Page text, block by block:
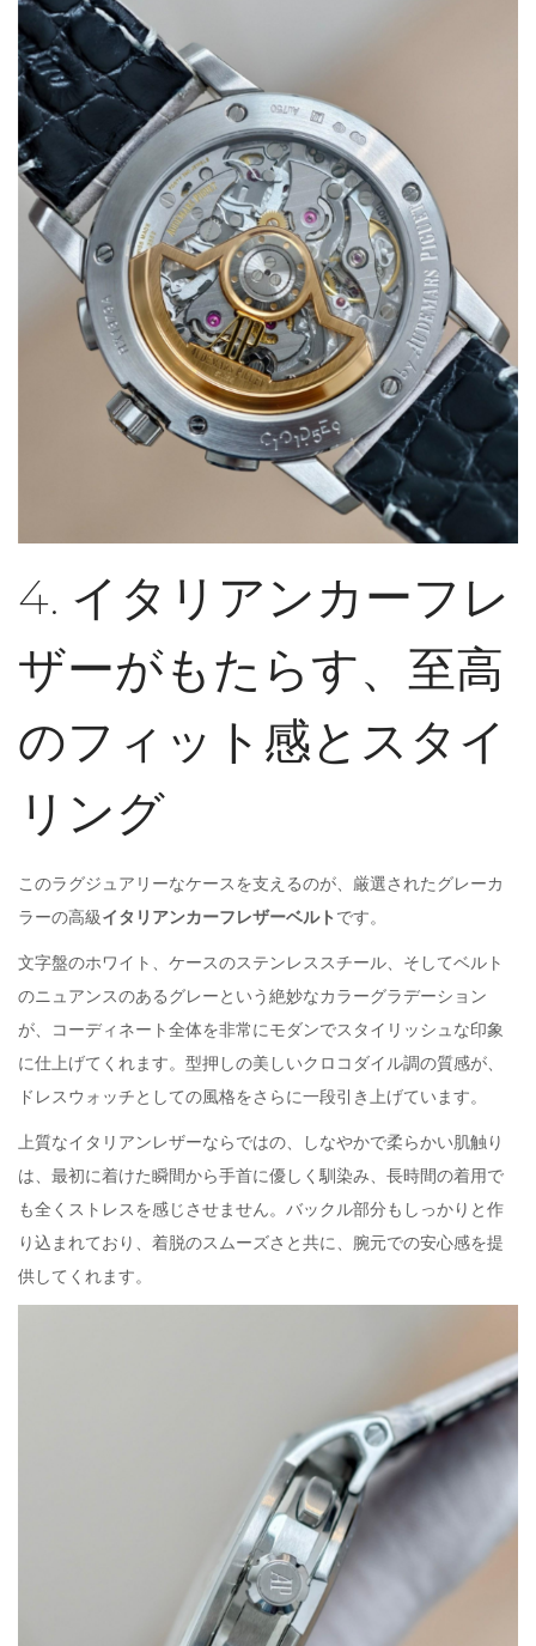
4. イタリアンカーフレ
ザーがもたらす、至高
のフィット感とスタイ
リング
このラグジュアリーなケースを支えるのが、厳選されたグレーカ
ラーの高級イタリアンカーフレザーベルト です。
文字盤のホワイト、ケースのステンレススチール、そしてベルト
のニュアンスのあるグレーという絶妙なカラーグラデーション
が、コーディネート全体を非常にモダンでスタイリッシュな印象
に仕上げてくれます。型押しの美しいクロコダイル調の質感が、
ドレスウォッチとしての風格をさらに一段引き上げています。
上質なイタリアンレザーならではの、しなやかで柔らかい肌触り
は、最初に着けた瞬間から手首に優しく馴染み、長時間の着用で
も全くストレスを感じさせません。バックル部分もしっかりと作
り込まれており、着脱のスムーズさと共に、腕元での安心感を提
供してくれます。